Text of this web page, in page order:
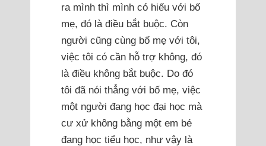
ra mình thì mình có hiếu với bố
mẹ, đó là điều bắt buộc. Còn
người cũng cùng bố mẹ với tôi,
việc tôi có cần hỗ trợ không, đó
là điều không bắt buộc. Do đó
tôi đã nói thẳng với bố mẹ, việc
một người đang học đại học mà
cư xử không bằng một em bé
đang học tiểu học, như vậy là